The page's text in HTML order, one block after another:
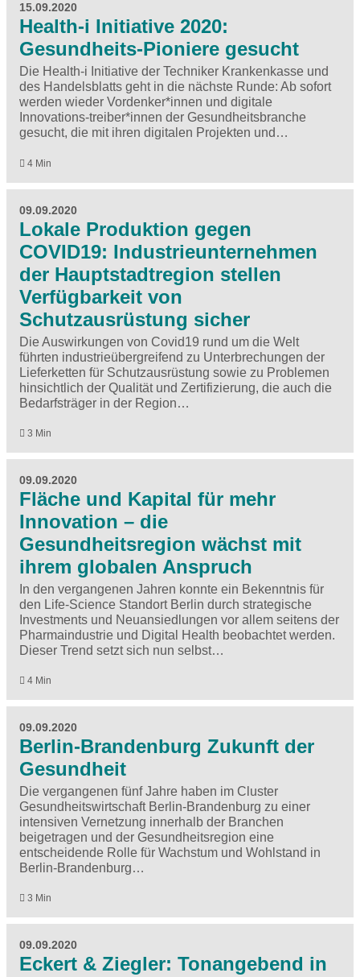
15.09.2020
Health-i Initiative 2020:
Gesundheits-Pioniere gesucht
Die Health-i Initiative der Techniker Krankenkasse und
des Handelsblatts geht in die nächste Runde: Ab sofort
werden wieder Vordenker*innen und digitale
Innovations-treiber*innen der Gesundheitsbranche
gesucht, die mit ihren digitalen Projekten und…
4 Min
09.09.2020
Lokale Produktion gegen
COVID19: Industrieunternehmen
der Hauptstadtregion stellen
Verfügbarkeit von
Schutzausrüstung sicher
Die Auswirkungen von Covid19 rund um die Welt
führten industrieübergreifend zu Unterbrechungen der
Lieferketten für Schutzausrüstung sowie zu Problemen
hinsichtlich der Qualität und Zertifizierung, die auch die
Bedarfsträger in der Region…
3 Min
09.09.2020
Fläche und Kapital für mehr
Innovation – die
Gesundheitsregion wächst mit
ihrem globalen Anspruch
In den vergangenen Jahren konnte ein Bekenntnis für
den Life-Science Standort Berlin durch strategische
Investments und Neuansiedlungen vor allem seitens der
Pharmaindustrie und Digital Health beobachtet werden.
Dieser Trend setzt sich nun selbst…
4 Min
09.09.2020
Berlin-Brandenburg Zukunft der
Gesundheit
Die vergangenen fünf Jahre haben im Cluster
Gesundheitswirtschaft Berlin-Brandenburg zu einer
intensiven Vernetzung innerhalb der Branchen
beigetragen und der Gesundheitsregion eine
entscheidende Rolle für Wachstum und Wohlstand in
Berlin-Brandenburg…
3 Min
09.09.2020
Eckert & Ziegler: Tonangebend in